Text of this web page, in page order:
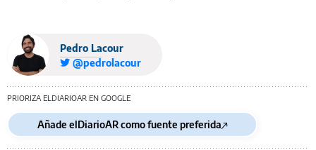
Pedro Lacour
@pedrolacour
PRIORIZA ELDIARIOAR EN GOOGLE
Añade elDiarioAR como fuente preferida